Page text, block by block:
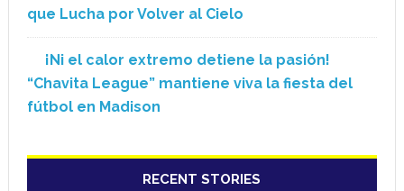
que Lucha por Volver al Cielo
¡Ni el calor extremo detiene la pasión!
“Chavita League” mantiene viva la fiesta del
fútbol en Madison
RECENT STORIES